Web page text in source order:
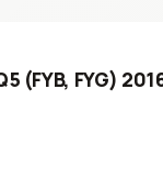
(FYB, FYG)